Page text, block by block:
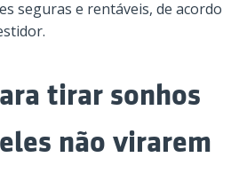
seguras e rentáveis, de acordo
tirar sonhos
não virarem